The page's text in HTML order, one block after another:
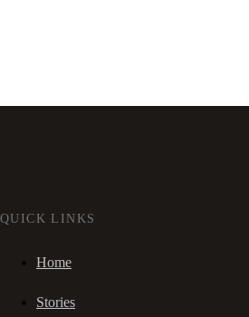
QUICK LINKS
Home
Stories